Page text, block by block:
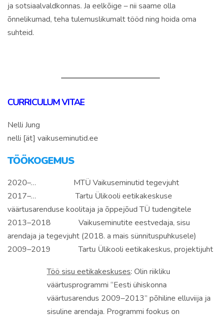
ja sotsiaalvaldkonnas. Ja eelkõige –nii saame olla
õnnelikumad, teha tulemuslikumalt tööd ning hoida oma
suhteid.
CURRICULUM VITAE
Nelli Jung
nelli [ät] vaikuseminutid.ee
TÖÖKOGEMUS
2020–… MTÜ Vaikuseminutid tegevjuht
2017–… Tartu Ülikooli eetikakeskuse
väärtusarenduse koolitaja ja õppejõud TÜ tudengitele
2013–2018 Vaikuseminutite eestvedaja, sisu
arendaja ja tegevjuht (2018. a mais sünnituspuhkusele)
2009–2019 Tartu Ülikooli eetikakeskus, projektijuht
Töö sisu eetikakeskuses: Olin riikliku
väärtusprogrammi “Eesti ühiskonna
väärtusarendus 2009–2013” põhiline elluviija ja
sisuline arendaja. Programmi fookus on